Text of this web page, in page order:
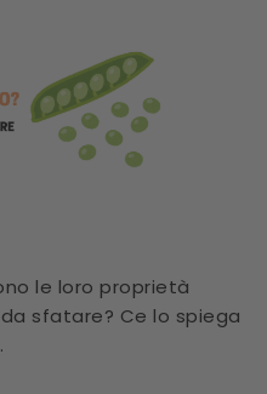
le loro proprietà
sfatare? Ce lo spiega